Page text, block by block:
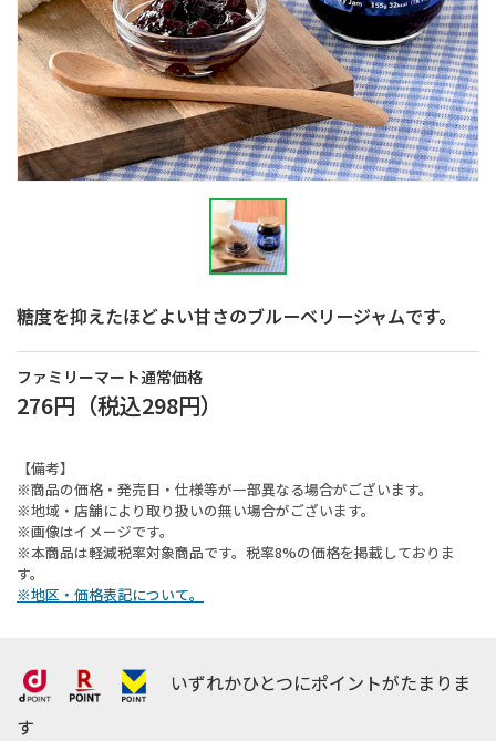
糖度を抑えたほどよい甘さのブルーベリージャムです。
ファミリーマート通常価格
276円 （税込298円）
【備考】
※商品の価格・発売日・仕様等が一部異なる場合がございます。
※地域・店舗により取り扱いの無い場合がございます。
※画像はイメージです。
※本商品は軽減税率対象商品です。税率8%の価格を掲載しておりま
す。
※地区・価格表記について。
いずれかひとつにポイントがたまりま
す